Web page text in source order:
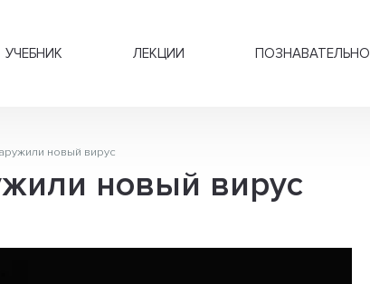
УЧЕБНИК ЛЕКЦИИ ПОЗНАВАТЕЛЬНО
новый вирус
новый вирус